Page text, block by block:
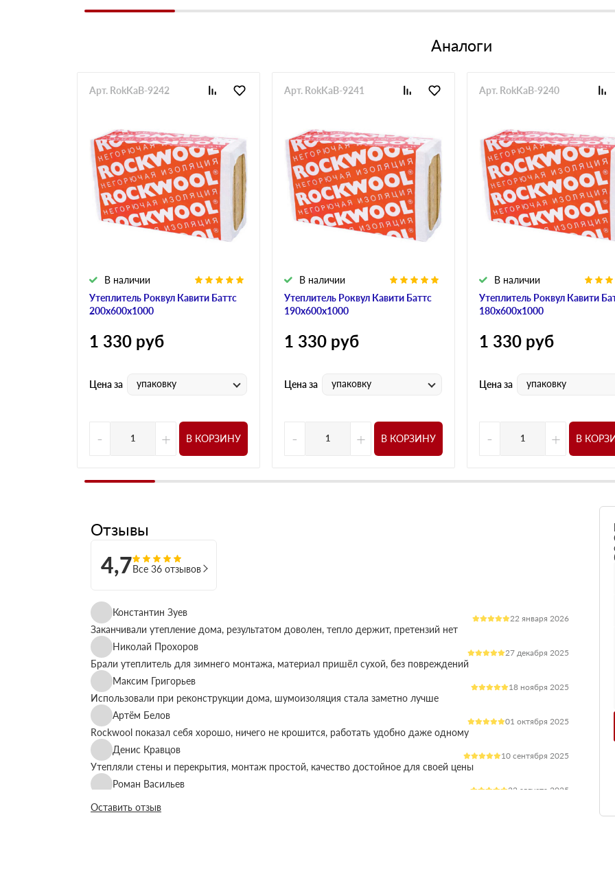
Аналоги
Утеплитель Роквул Кавити Баттс
200х600х1000
В наличии
Арт. RokKaB-9242
1 330 руб
Цена за упаковку
- + В КОРЗИНУ
Утеплитель Роквул Кавити Баттс
190х600х1000
В наличии
Арт. RokKaB-9241
1 330 руб
Цена за упаковку
- + В КОРЗИНУ
Утеплитель Роквул Кавити
180х600х1000
В наличии
Арт. RokKaB-9240
1 330 руб
Цена за упаковку
- + В
Отзывы
4,7Все 36 отзывов
Константин Зуев
22 января 2026
Заканчивали утепление дома, результатом доволен, тепло держит, претензий нет
Николай Прохоров
27 декабря 2025
Брали утеплитель для зимнего монтажа, материал пришёл сухой, без повреждений
Максим Григорьев
18 ноября 2025
Использовали при реконструкции дома, шумоизоляция стала заметно лучше
Артём Белов
01 октября 2025
Rockwool показал себя хорошо, ничего не крошится, работать удобно даже одному
Денис Кравцов
10 сентября 2025
Утепляли стены и перекрытия, монтаж простой, качество достойное для своей цены
Роман Васильев
22 августа 2025
Материал соответствует описанию, после утепления расходы на отопление стали ниже
Оставить отзыв